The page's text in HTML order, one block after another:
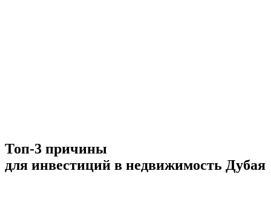
Топ-3 причины
для инвестиций в недвижимость Дубая